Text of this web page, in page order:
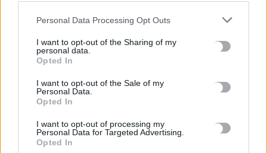
Personal Data Processing Opt Outs
I want to opt-out of the Sharing of my
personal data.
Opted In
I want to opt-out of the Sale of my
Personal Data.
Opted In
I want to opt-out of processing my
Personal Data for Targeted Advertising.
Opted In
7 Αυγούστου, 2026
Κρίση στη Θέουτα: Ιταλικό «όχι» στο ισπανικό τελεσίγραφο
7 Αυγούστου, 2026
Υπουργείο Μετανάστευσης: Σχεδόν 1 εκατ. ευρώ για σχολικές
υποδομές και δημόσιους χώρους στο Δήμο Χανίων και τον
Δήμο Καντάνου-Σελίνου